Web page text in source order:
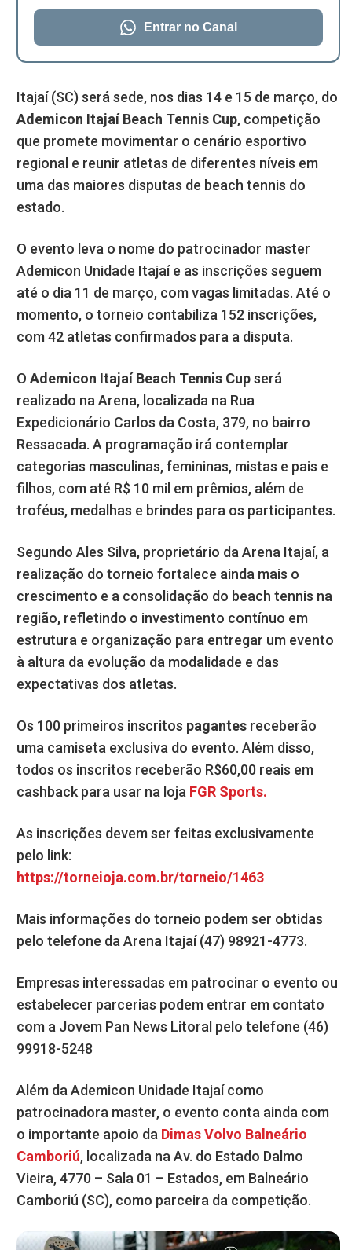
Entrar no Canal
Itajaí (SC) será sede, nos dias 14 e 15 de março, do
Ademicon Itajaí Beach Tennis Cup, competição
que promete movimentar o cenário esportivo
regional e reunir atletas de diferentes níveis em
uma das maiores disputas de beach tennis do
estado.
O evento leva o nome do patrocinador master
Ademicon Unidade Itajaí e as inscrições seguem
até o dia 11 de março, com vagas limitadas. Até o
momento, o torneio contabiliza 152 inscrições,
com 42 atletas confirmados para a disputa.
O Ademicon Itajaí Beach Tennis Cupserá
realizado na Arena, localizada na Rua
Expedicionário Carlos da Costa, 379, no bairro
Ressacada. A programação irá contemplar
categorias masculinas, femininas, mistas e pais e
filhos, com até R$ 10 mil em prêmios, além de
troféus, medalhas e brindes para os participantes.
Segundo Ales Silva, proprietário da Arena Itajaí, a
realização do torneio fortalece ainda mais o
crescimento e a consolidação do beach tennis na
região, refletindo o investimento contínuo em
estrutura e organização para entregar um evento
à altura da evolução da modalidade e das
expectativas dos atletas.
Os 100 primeiros inscritos pagantes receberão
uma camiseta exclusiva do evento. Além disso,
todos os inscritos receberão R$60,00 reais em
cashback para usar na loja FGR Sports.
As inscrições devem ser feitas exclusivamente
pelo link:
https://torneioja.com.br/torneio/1463
Mais informações do torneio podem ser obtidas
pelo telefone da Arena Itajaí (47) 98921-4773.
Empresas interessadas em patrocinar o evento ou
estabelecer parcerias podem entrar em contato
com a Jovem Pan News Litoral pelo telefone (46)
99918-5248
Além da Ademicon Unidade Itajaí como
patrocinadora master, o evento conta ainda com
o importante apoio da Dimas Volvo Balneário
Camboriú, localizada na Av. do Estado Dalmo
Vieira, 4770 – Sala 01 – Estados, em Balneário
Camboriú (SC), como parceira da competição.